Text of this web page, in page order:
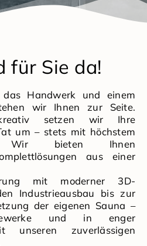
für Sie da!
Handwerk und einem
wir Ihnen zur Seite.
setzen wir Ihre
um – stets mit höchstem
Wir bieten Ihnen
aus einer
mit moderner 3D-
Industrieausbau bis zur
der eigenen Sauna –
und in enger
unseren zuverlässigen